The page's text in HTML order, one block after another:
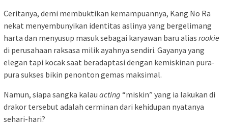
Ceritanya, demi membuktikan kemampuannya, Kang No Ra
nekat menyembunyikan identitas aslinya yang bergelimang
harta dan menyusup masuk sebagai karyawan baru alias rookie
di perusahaan raksasa milik ayahnya sendiri. Gayanya yang
elegan tapi kocak saat beradaptasi dengan kemiskinan pura-
pura sukses bikin penonton gemas maksimal.
Namun, siapa sangka kalau acting “miskin” yang ia lakukan di
drakor tersebut adalah cerminan dari kehidupan nyatanya
sehari-hari?